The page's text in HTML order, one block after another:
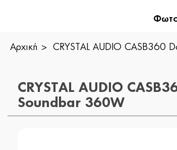
Αρχική CRYSTAL AUDIO CASB360
CRYSTAL AUDIO
Soundbar 360W